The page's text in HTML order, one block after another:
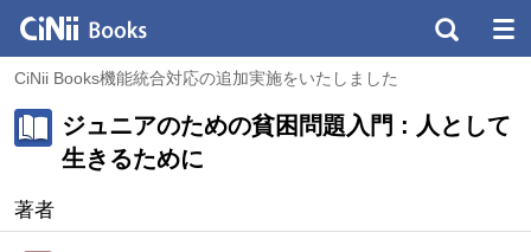
CiNii Books機能統合対応の追加実施をいたしました
ジュニアのための貧困問題入門 : 人として
生きるために
著者